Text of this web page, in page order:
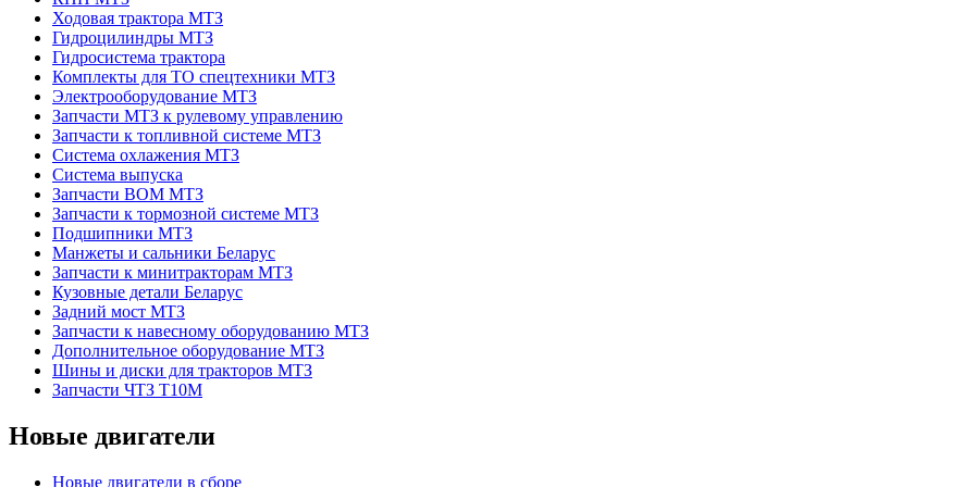
Ходовая трактора МТЗ
Гидроцилиндры МТЗ
Гидросистема трактора
Комплекты для ТО спецтехники МТЗ
Электрооборудование МТЗ
Запчасти МТЗ к рулевому управлению
Запчасти к топливной системе МТЗ
Система охлажения МТЗ
Система выпуска
Запчасти ВОМ МТЗ
Запчасти к тормозной системе МТЗ
Подшипники МТЗ
Манжеты и сальники Беларус
Запчасти к минитракторам МТЗ
Кузовные детали Беларус
Задний мост МТЗ
Запчасти к навесному оборудованию МТЗ
Дополнительное оборудование МТЗ
Шины и диски для тракторов МТЗ
Запчасти ЧТЗ Т10М
Новые двигатели
Новые двигатели в сборе